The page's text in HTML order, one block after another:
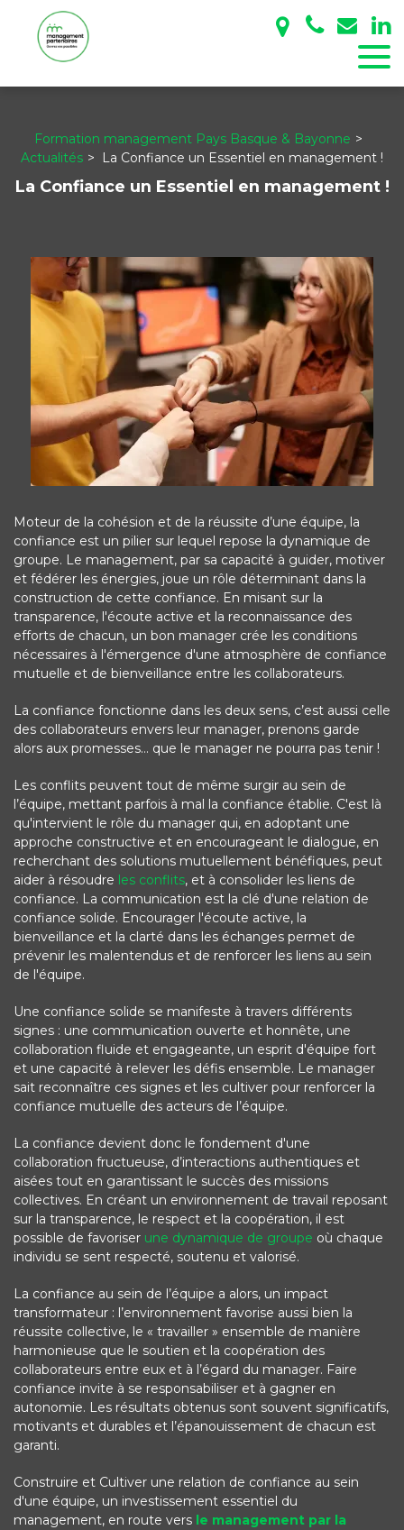
Formation management Pays Basque & Bayonne
Actualités
La Confiance un Essentiel en management !
La Confiance un Essentiel en management !
Moteur de la cohésion et de la réussite d’une équipe, la
confiance est un pilier sur lequel repose la dynamique de
groupe. Le management, par sa capacité à guider, motiver
et fédérer les énergies, joue un rôle déterminant dans la
construction de cette confiance. En misant sur la
transparence, l'écoute active et la reconnaissance des
efforts de chacun, un bon manager crée les conditions
nécessaires à l'émergence d'une atmosphère de confiance
mutuelle et de bienveillance entre les collaborateurs.
La confiance fonctionne dans les deux sens, c’est aussi celle
des collaborateurs envers leur manager, prenons garde
alors aux promesses… que le manager ne pourra pas tenir !
Les conflits peuvent tout de même surgir au sein de
l’équipe, mettant parfois à mal la confiance établie. C'est là
qu'intervient le rôle du manager qui, en adoptant une
approche constructive et en encourageant le dialogue, en
recherchant des solutions mutuellement bénéfiques, peut
aider à résoudre les conflits, et à consolider les liens de
confiance. La communication est la clé d'une relation de
confiance solide. Encourager l'écoute active, la
bienveillance et la clarté dans les échanges permet de
prévenir les malentendus et de renforcer les liens au sein
de l'équipe.
Une confiance solide se manifeste à travers différents
signes : une communication ouverte et honnête, une
collaboration fluide et engageante, un esprit d'équipe fort
et une capacité à relever les défis ensemble. Le manager
sait reconnaître ces signes et les cultiver pour renforcer la
confiance mutuelle des acteurs de l’équipe.
La confiance devient donc le fondement d'une
collaboration fructueuse, d’interactions authentiques et
aisées tout en garantissant le succès des missions
collectives. En créant un environnement de travail reposant
sur la transparence, le respect et la coopération, il est
possible de favoriser une dynamique de groupe où chaque
individu se sent respecté, soutenu et valorisé.
La confiance au sein de l’équipe a alors, un impact
transformateur : l’environnement favorise aussi bien la
réussite collective, le « travailler » ensemble de manière
harmonieuse que le soutien et la coopération des
collaborateurs entre eux et à l’égard du manager. Faire
confiance invite à se responsabiliser et à gagner en
autonomie. Les résultats obtenus sont souvent significatifs,
motivants et durables et l’épanouissement de chacun est
garanti.
Construire et Cultiver une relation de confiance au sein
d'une équipe, un investissement essentiel du
management, en route vers le management par la
Panneau de gestion des cookies